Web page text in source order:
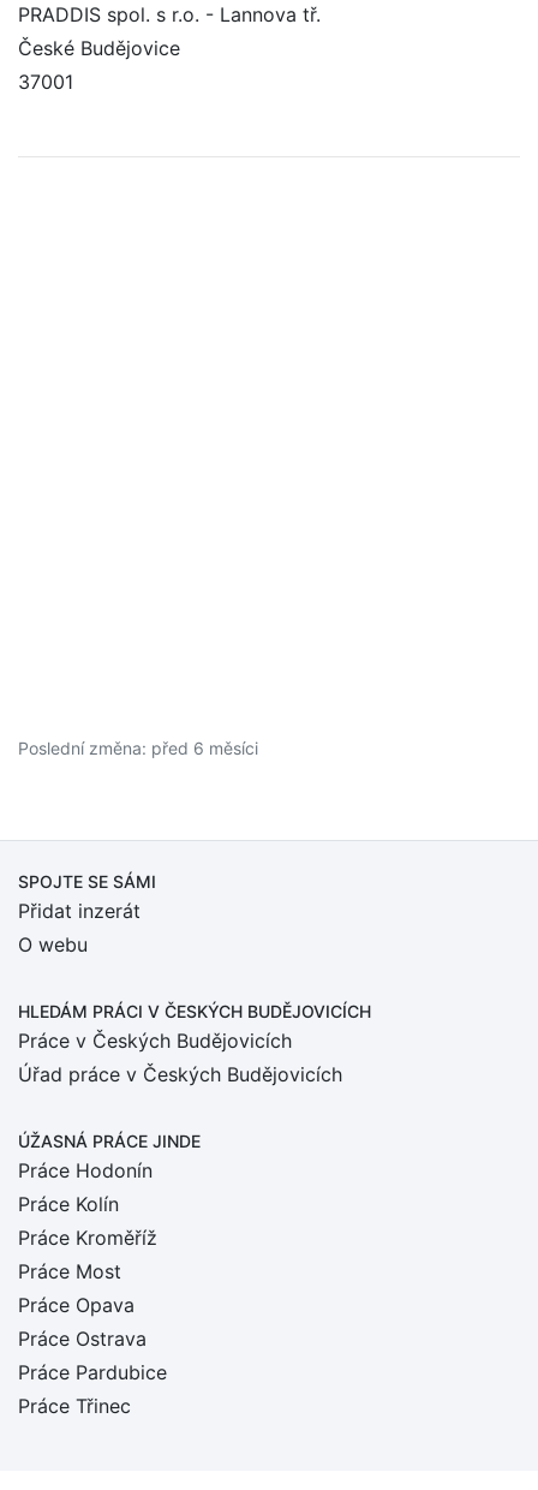
PRADDIS spol. s r.o. - Lannova tř.
České Budějovice
37001
Poslední změna: před 6 měsíci
SPOJTE SE SÁMI
Přidat inzerát
O webu
HLEDÁM PRÁCI V ČESKÝCH BUDĚJOVICÍCH
Práce v Českých Budějovicích
Úřad práce v Českých Budějovicích
ÚŽASNÁ PRÁCE JINDE
Práce Hodonín
Práce Kolín
Práce Kroměříž
Práce Most
Práce Opava
Práce Ostrava
Práce Pardubice
Práce Třinec